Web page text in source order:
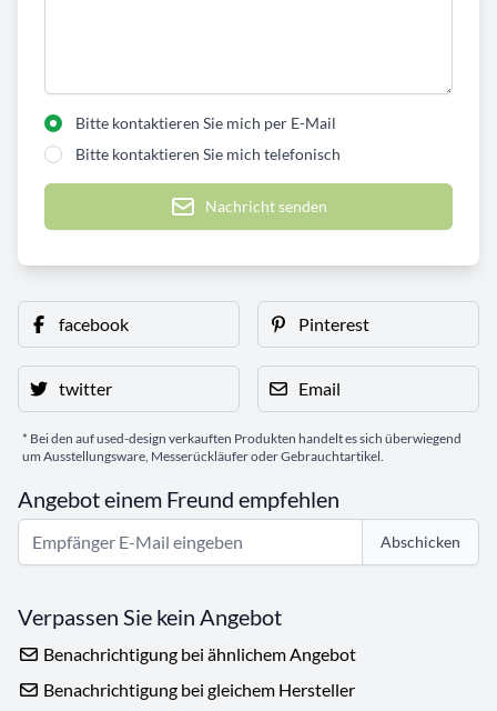
Bitte kontaktieren Sie mich per E-Mail
Bitte kontaktieren Sie mich telefonisch
Nachricht senden
facebook Pinterest
twitter Email
* Bei den auf used-design verkauften Produkten handelt es sich überwiegend
um Ausstellungsware, Messerückläufer oder Gebrauchtartikel.
Angebot einem Freund empfehlen
Abschicken
Verpassen Sie kein Angebot
Benachrichtigung bei ähnlichem Angebot
Benachrichtigung bei gleichem Hersteller